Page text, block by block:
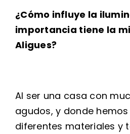
¿Cómo influye la
importancia tiene la
Aligues?
Al ser una casa con
agudos, y donde
diferentes materiales y